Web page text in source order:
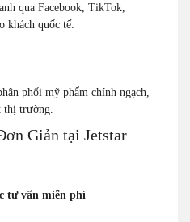
qua Facebook, TikTok,
khách quốc tế.
phối mỹ phẩm chính ngạch,
thị trường.
Giản tại Jetstar
tư vấn miễn phí